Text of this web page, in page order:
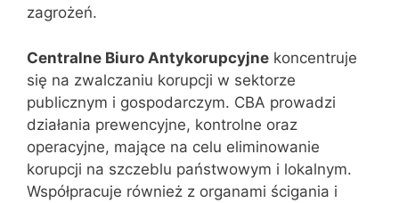
zagrożeń.
Centralne Biuro Antykorupcyjne koncentruje
się na zwalczaniu korupcji w sektorze
publicznym i gospodarczym. CBA prowadzi
działania prewencyjne, kontrolne oraz
operacyjne, mające na celu eliminowanie
korupcji na szczeblu państwowym i lokalnym.
Współpracuje również z organami ścigania i